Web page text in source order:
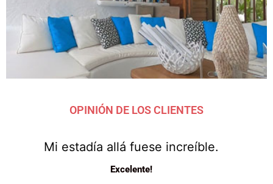
OPINIÓN DE LOS CLIENTES
Mi estadía allá fuese increíble.
Excelente!